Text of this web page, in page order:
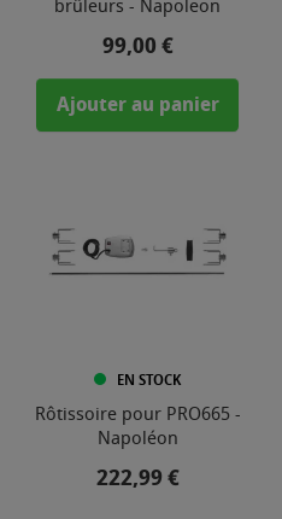
brûleurs - Napoleon
Prix
99,00 €
Ajouter au panier
EN STOCK
Rôtissoire pour PRO665 -
Napoléon
Prix
222,99 €